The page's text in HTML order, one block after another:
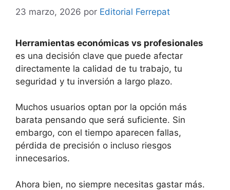
23 marzo, 2026 por Editorial Ferrepat
Herramientas económicas vs profesionales
es una decisión clave que puede afectar
directamente la calidad de tu trabajo, tu
seguridad y tu inversión a largo plazo.
Muchos usuarios optan por la opción más
barata pensando que será suficiente. Sin
embargo, con el tiempo aparecen fallas,
pérdida de precisión o incluso riesgos
innecesarios.
Ahora bien, no siempre necesitas gastar más.